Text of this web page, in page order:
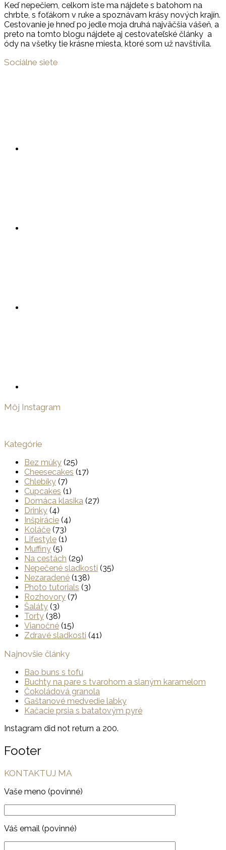
Keď nepečiem, celkom iste ma nájdete s batohom na
chrbte, s foťákom v ruke a spoznávam krásy nových krajín.
Cestovanie je hneď po jedle moja druhá najväčšia vášeň, a
preto na tomto blogu nájdete aj cestovateľské články a
ódy na všetky tie krásne miesta, ktoré som už navštívila.
Sociálne siete
Môj Instagram
Kategórie
Bez múky (25)
Cheesecakes (17)
Chlebíky (7)
Cupcakes (1)
Domáca klasika (27)
Drinky (4)
Inšpirácie (4)
Koláče (73)
Lifestyle (1)
Muffiny (5)
Na cestách (29)
Nepečené sladkosti (35)
Nezaradené (138)
Photo tutorials (3)
Rozhovory (7)
Šaláty (3)
Torty (38)
Vianočné (15)
Zdravé sladkosti (41)
Najnovšie články
Bao buns s tofu
Buchty na pare s tvarohom a slaným karamelom
Čokoládová granola
Gaštanové medvedie labky
Kačacie prsia s batatovým pyré
Instagram did not return a 200.
Footer
KONTAKTUJ MA
Vaše meno (povinné)
Váš email (povinné)